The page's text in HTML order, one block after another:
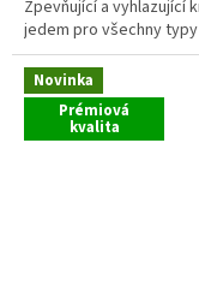
Zpevňující a vyhlazující
jedem pro všechny
Novinka
Prémiová
kvalita